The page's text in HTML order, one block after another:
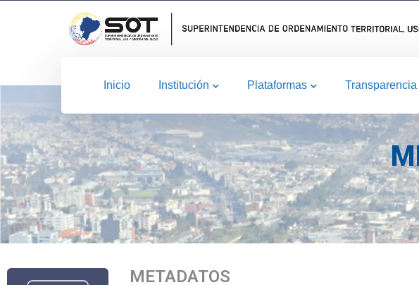
Inicio Institución Plataformas Transparencia
METADATOS